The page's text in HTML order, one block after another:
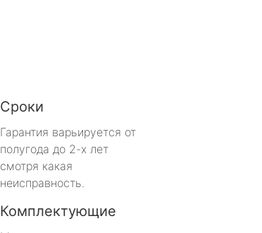
Сроки
Гарантия варьируется от
полугода до 2-х лет
смотря какая
неисправность.
Комплектующие